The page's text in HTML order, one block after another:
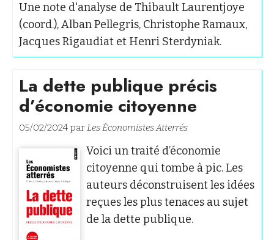
Une note d'analyse de Thibault Laurentjoye
(coord.), Alban Pellegris, Christophe Ramaux,
Jacques Rigaudiat et Henri Sterdyniak.
La dette publique précis
d’économie citoyenne
05/02/2024 parLes Économistes Atterrés
Voici un traité d’économie
citoyenne qui tombe à pic. Les
auteurs déconstruisent les idées
reçues les plus tenaces au sujet
de la dette publique.